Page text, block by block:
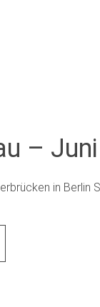
–
in Berlin